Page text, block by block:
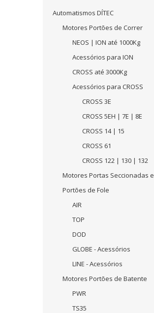
Automatismos DÍTEC
Motores Portões de Correr
NEOS | ION até 1000Kg
Acessórios para ION
CROSS até 3000Kg
Acessórios para CROSS
CROSS 3E
CROSS 5EH | 7E | 8E
CROSS 14 | 15
CROSS 61
CROSS 122 | 130 | 132
Motores Portas Seccionadas e
Portões de Fole
AIR
TOP
DOD
GLOBE - Acessórios
LINE - Acessórios
Motores Portões de Batente
PWR
TS35